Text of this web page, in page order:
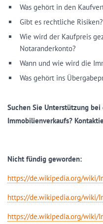
Was gehört in den
Gibt es rechtliche Risiken?
Wie wird der Kaufpreis
Notaranderkonto?
Wann und wie wird die
Was gehört ins
Suchen Sie Unterstützung
Immobilienverkaufs?
Nicht fündig geworden:
https://de.wikipedia.org/wiki/
https://de.wikipedia.org/wiki/
https://de.wikipedia.org/wiki/